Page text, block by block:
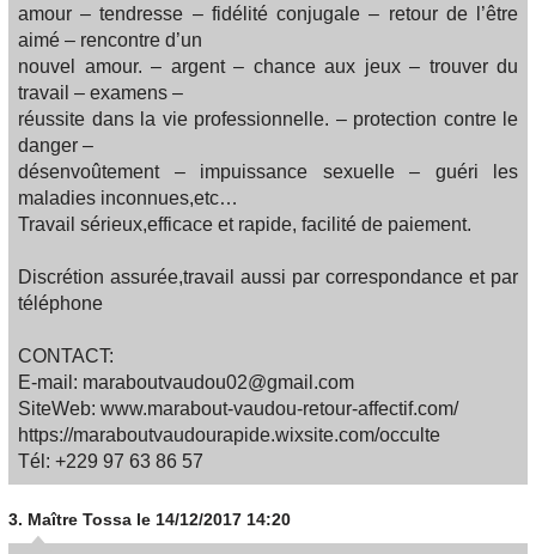
amour – tendresse – fidélité conjugale – retour de l’être
aimé – rencontre d’un
nouvel amour. – argent – chance aux jeux – trouver du
travail – examens –
réussite dans la vie professionnelle. – protection contre le
danger –
désenvoûtement – impuissance sexuelle – guéri les
maladies inconnues,etc…
Travail sérieux,efficace et rapide, facilité de paiement.
Discrétion assurée,travail aussi par correspondance et par
téléphone
CONTACT:
E-mail: maraboutvaudou02@gmail.com
SiteWeb: www.marabout-vaudou-retour-affectif.com/
https://maraboutvaudourapide.wixsite.com/occulte
Tél: +229 97 63 86 57
3. Maître Tossa le 14/12/2017 14:20